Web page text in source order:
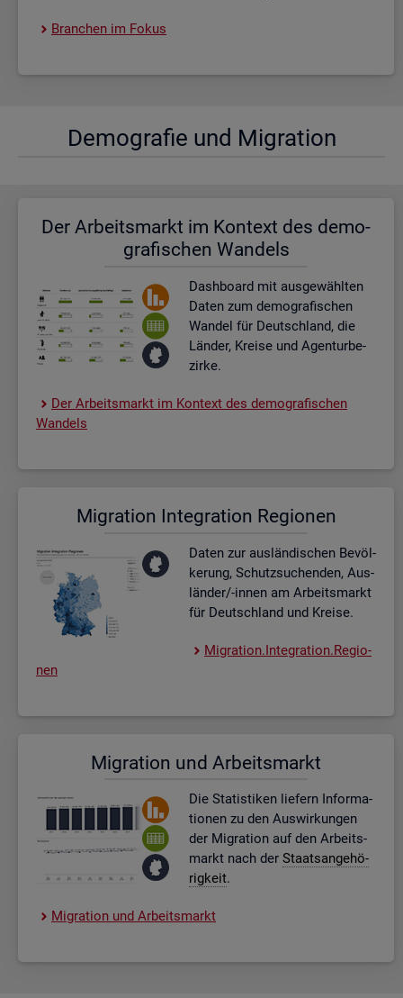
Bran­chen im Fokus
De­mo­gra­fie und Mi­gra­ti­on
Der Ar­beits­markt im Kon­text des de­mo­
gra­fi­schen Wan­dels
Dash­board mit aus­ge­wähl­ten
Daten zum de­mo­gra­fi­schen
Wan­del für Deutsch­land, die
Län­der, Krei­se und Agen­tur­be­
zir­ke.
Der Ar­beits­markt im Kon­text des de­mo­gra­fi­schen
Wan­dels
Mi­gra­ti­on In­te­gra­ti­on Re­gio­nen
Daten zur aus­län­di­schen Be­völ­
ke­rung, Schutz­su­chen­den, Aus­
län­der/-innen am Ar­beits­markt
für Deutsch­land und Krei­se.
Mi­gra­ti­on.In­te­gra­ti­on.Re­gio­
nen
Mi­gra­ti­on und Ar­beits­markt
Die Sta­tis­ti­ken lie­fern In­for­ma­
tio­nen zu den Aus­wir­kun­gen
der Mi­gra­ti­on auf den Ar­beits­
markt nach der Staats­an­ge­hö­
rig­keit.
Mi­gra­ti­on und Ar­beits­markt